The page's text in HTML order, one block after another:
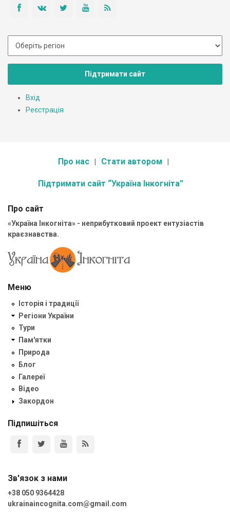
Підтримати сайт
Вхід
Реєстрація
Про нас Стати автором
Підтримати сайт “Україна Інкогніта”
Про сайт
«Україна Інкогніта» - неприбутковий проект ентузіастів
краєзнавства.
Меню
Історія і традиції
Регіони України
Тури
Пам'ятки
Природа
Блог
Галереї
Відео
Закордон
Підпишіться
Зв'язок з нами
+38 050 9364428
ukrainaincognita.com@gmail.com